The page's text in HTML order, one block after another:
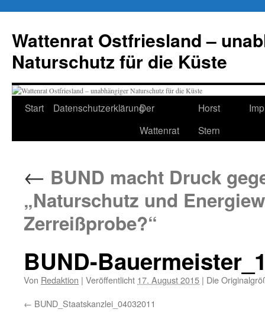
springen
Wattenrat Ostfriesland –
Naturschutz für die Küste
Start DatenschutzerklärungDer
Wattenrat
Horst
Stern
← BUND macht Druck
„Naturschutz und
Zerreißprobe?“
BUND-
Von Redaktion | Veröffentlicht 17. August 2015 | Die
BUND_Staatskanzlei_04032011